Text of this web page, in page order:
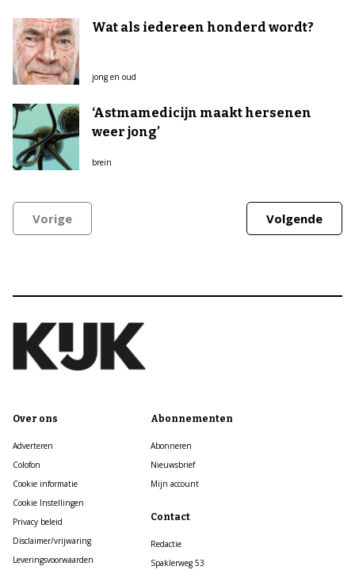
Wat als iedereen honderd wordt?
jong en oud
‘Astmamedicijn maakt hersenen
weer jong’
brein
Vorige Volgende
Over ons
Adverteren
Colofon
Cookie informatie
Cookie Instellingen
Privacy beleid
Disclaimer/vrijwaring
Leveringsvoorwaarden
Abonnementen
Abonneren
Nieuwsbrief
Mijn account
Contact
Redactie
Spaklerweg 53